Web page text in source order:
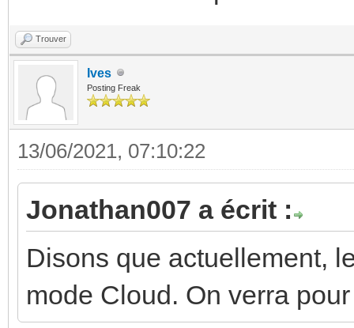
Trouver
Ives
Posting Freak
13/06/2021, 07:10:22
Jonathan007 a écrit :
Disons que actuellement,
mode Cloud. On verra